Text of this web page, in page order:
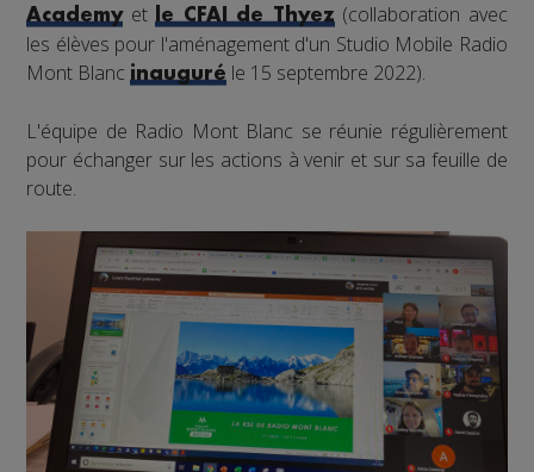
Academyetle CFAI de Thyez(collaboration avec
les élèves pour l'aménagement d'un Studio Mobile Radio
Mont Blancinauguré le 15 septembre 2022).
L'équipe de Radio Mont Blanc se réunie régulièrement
pour échanger sur les actions à venir et sur sa feuille de
route.